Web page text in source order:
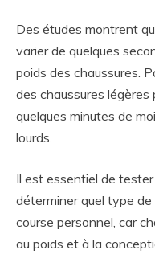
Des études montrent
varier de quelques
poids des chaussures.
des chaussures
quelques minutes de
lourds.
Il est essentiel de
déterminer quel type
course personnel, car
au poids et à la